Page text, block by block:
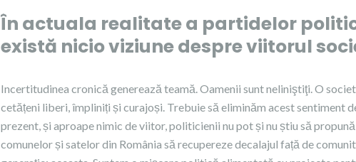
În actuala realitate a partidelor
există nicio viziune despre viitorul
Incertitudinea cronică generează teamă. Oamenii sunt neliniştiţi. O
cetățeni liberi, împliniți și curajoși. Trebuie să eliminăm acest sentiment
prezent, și aproape nimic de viitor, politicienii nu pot și nu știu să
comunelor și satelor din România să recupereze decalajul față de